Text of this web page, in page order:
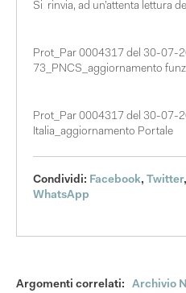
Si rinvia, ad un’attenta lettura
Prot_Par 0004317 del 30-07-
73_PNCS_aggiornamento
Prot_Par 0004317 del 30-07-
Italia_aggiornamento Portale
Condividi: Facebook, Twitter,
WhatsApp
Argomenti correlati: Archivio